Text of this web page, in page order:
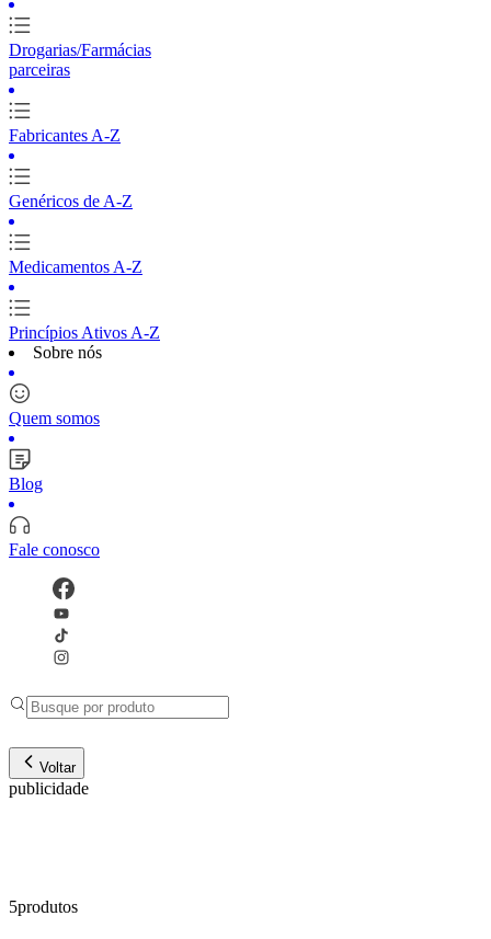
Drogarias/Farmácias
parceiras
Fabricantes A-Z
Genéricos de A-Z
Medicamentos A-Z
Princípios Ativos A-Z
Sobre nós
Quem somos
Blog
Fale conosco
Voltar
publicidade
5produtos